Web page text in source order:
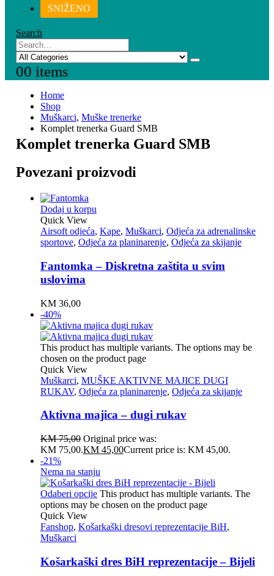
SNIŽENO
Search
00 items
Home
Shop
Muškarci, Muške trenerke
Komplet trenerka Guard SMB
Komplet trenerka Guard SMB
Povezani proizvodi
Dodaj u korpu
Quick View
Airsoft odjeća, Kape, Muškarci, Odjeća za adrenalinske
sportove, Odjeća za planinarenje, Odjeća za skijanje
Fantomka – Diskretna zaštita u svim
uslovima
KM36,00
-40%
This product has multiple variants. The options may be
chosen on the product page
Quick View
Muškarci, MUŠKE AKTIVNE MAJICE DUGI
RUKAV, Odjeća za planinarenje, Odjeća za skijanje
Aktivna majica – dugi rukav
KM75,00 Original price was:
KM 75,00.KM45,00Current price is: KM 45,00.
-21%
Nema na stanju
Odaberi opcije This product has multiple variants. The
options may be chosen on the product page
Quick View
Fanshop, Košarkaški dresovi reprezentacije BiH,
Muškarci
Košarkaški dres BiH reprezentacije – Bijeli